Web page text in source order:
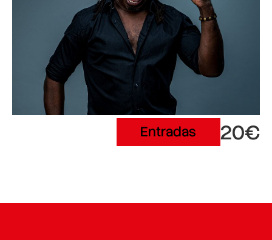
Entradas 20€